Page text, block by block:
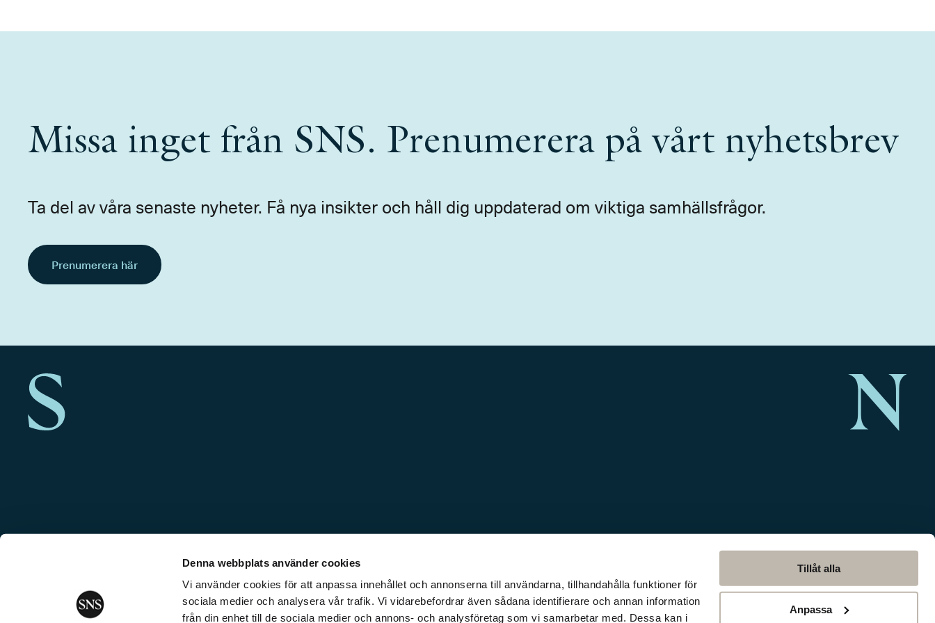
Denna webbplats använder cookies
Vi använder cookies för att anpassa innehållet och annonserna till användarna, tillhandahålla funktioner för
sociala medier och analysera vår trafik. Vi vidarebefordrar även sådana identifierare och annan information
från din enhet till de sociala medier och annons- och analysföretag som vi samarbetar med. Dessa kan i
Tillåt alla
Anpassa
Missa inget från SNS. Prenumerera på vårt nyhetsbrev
Ta del av våra senaste nyheter. Få nya insikter och håll dig uppdaterad om viktiga samhällsfrågor.
Prenumerera här